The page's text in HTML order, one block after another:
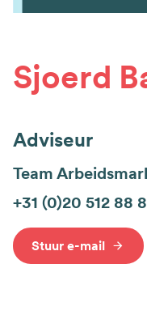
Sjoerd
Adviseur
Team
+31 (0)20 512 88
Stuur e-mail